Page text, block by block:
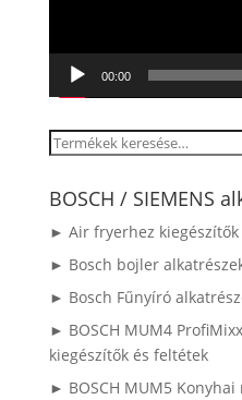
00:00
Keresés
következőre:
BOSCH / SIEMENS
► Air fryerhez kiegészítők
► Bosch bojler
► Bosch Fűnyíró
► BOSCH MUM4
kiegészítők és feltétek
► BOSCH MUM5